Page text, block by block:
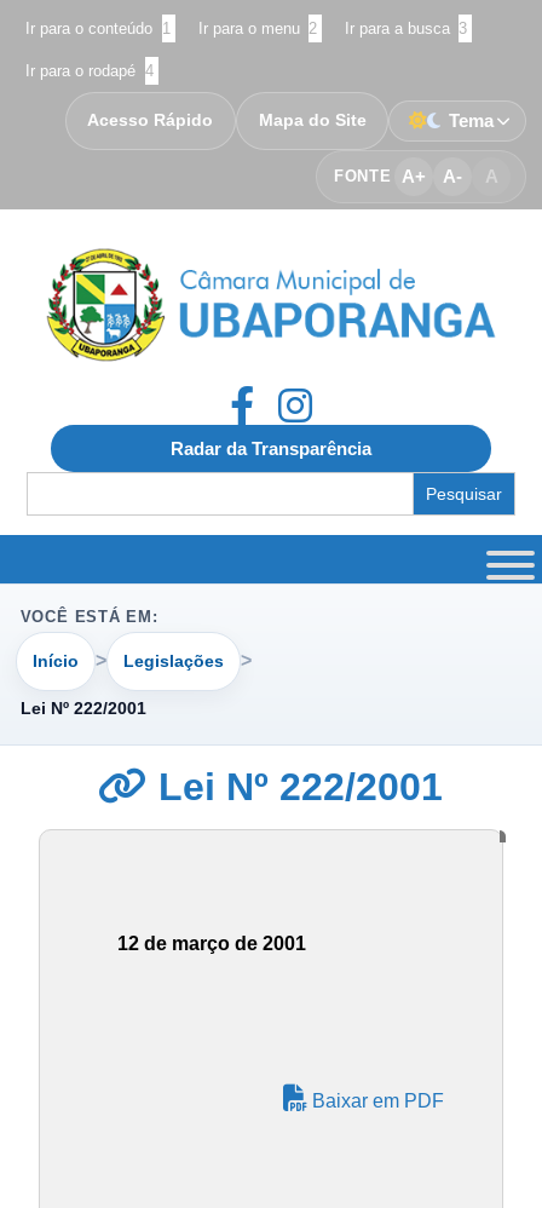
Ir para o conteúdo 1 Ir para o menu 2 Ir para a busca 3
Ir para o rodapé 4
FONTE A+ A- A
Acesso Rápido Mapa do Site Tema
Radar da Transparência
for:
VOCÊ ESTÁ EM:
Início Legislações
Lei Nº 222/2001
Lei Nº 222/2001
12 de março de 2001
Baixar em PDF